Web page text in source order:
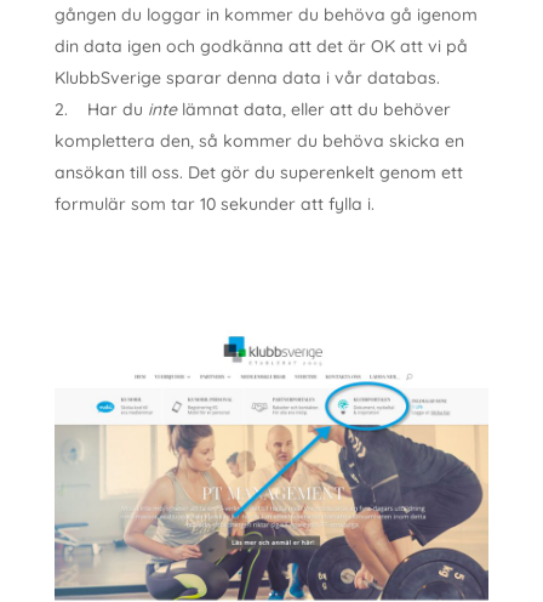
gången du loggar in kommer du behöva gå igenom
din data igen och godkänna att det är OK att vi på
KlubbSverige sparar denna data i vår databas.
Har du intelämnat data, eller att du behöver
komplettera den, så kommer du behöva skicka en
ansökan till oss. Det gör du superenkelt genom ett
formulär som tar 10 sekunder att fylla i.